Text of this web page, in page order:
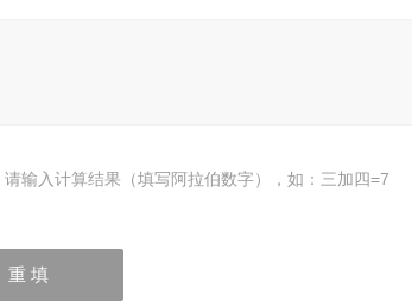
请输入计算结果（填写阿拉伯数字），如：三加四=7